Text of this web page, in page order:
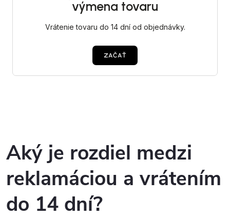
Aký je rozdiel medzi
reklamáciou a vrátením
do 14 dní?